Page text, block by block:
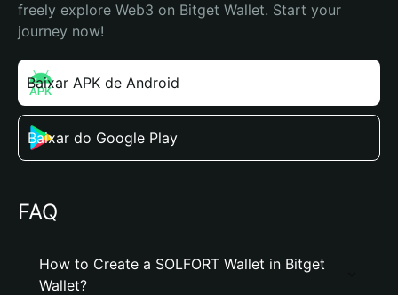
freely explore Web3 on Bitget Wallet. Start your
journey now!
Baixar APK de Android
Baixar do Google Play
FAQ
How to Create a SOLFORT Wallet in Bitget
Wallet?